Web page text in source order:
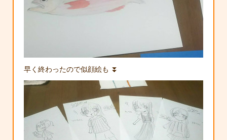
早く終わったので似顔絵も ⏬